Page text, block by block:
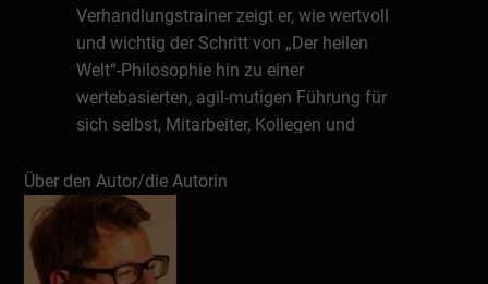
Verhandlungstrainer zeigt er, wie wertvoll
und wichtig der Schritt von „Der heilen
Welt“-Philosophie hin zu einer
wertebasierten, agil-mutigen Führung für
sich selbst, Mitarbeiter, Kollegen und
Schreiben Sie eine Rezension
Über den Autor/die Autorin